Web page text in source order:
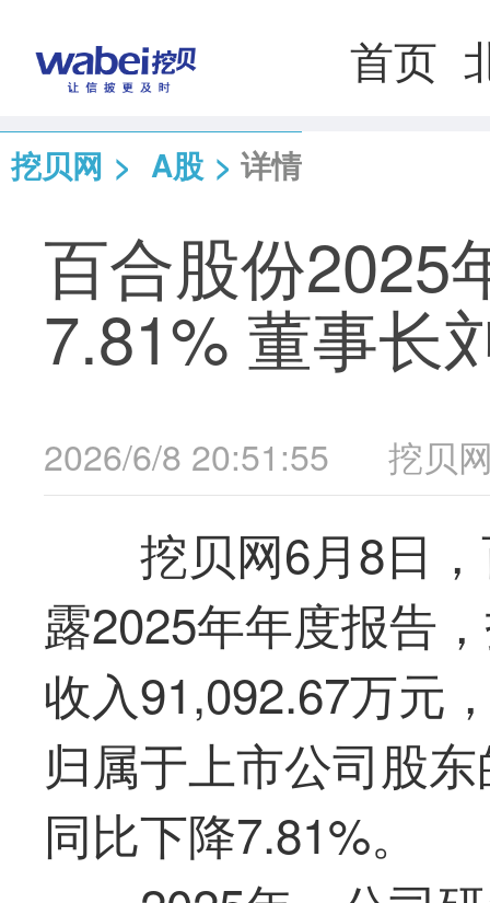
首页
挖贝网 > A股 > 详情
百合股份2025
7.81% 董事长
2026/6/8 20:51:55 挖贝
挖贝网6月8日
露2025年年度报告
收入91,092.67万元
归属于上市公司股
同比下降7.81%。